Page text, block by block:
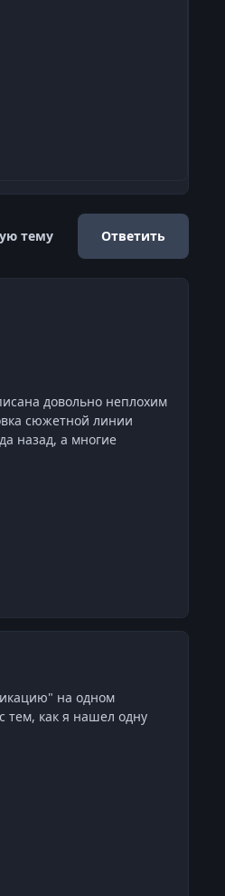
тему Ответить
довольно неплохим
сюжетной линии
назад, а многие
на одном
тем, как я нашел одну